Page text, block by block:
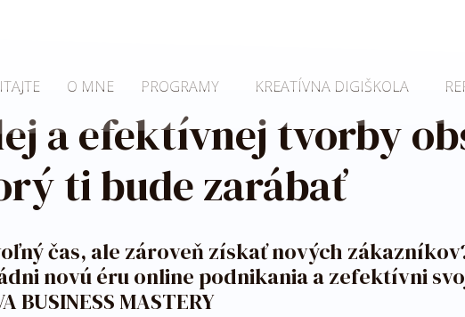
O MNE PROGRAMY KREATÍVNA DIGIŠKOLA
a efektívnej tvorby
ti bude zarábať
čas, ale zároveň získať nových
novú éru online podnikania a zefektívni
MASTERY